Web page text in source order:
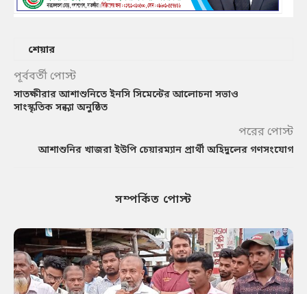
শেয়ার
পূর্ববর্তী পোস্ট
সাতক্ষীরার আশাশুনিতে ইনসি সিমেন্টের আলোচনা সভাও
সাংস্কৃতিক সন্ধ্যা অনুষ্ঠিত
পরের পোস্ট
আশাশুনির খাজরা ইউপি চেয়ারম্যান প্রার্থী অহিদুলের গণসংযোগ
সম্পর্কিত পোস্ট